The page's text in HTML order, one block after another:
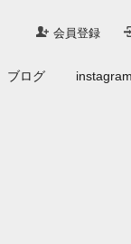
会員登録
ブログ instagram